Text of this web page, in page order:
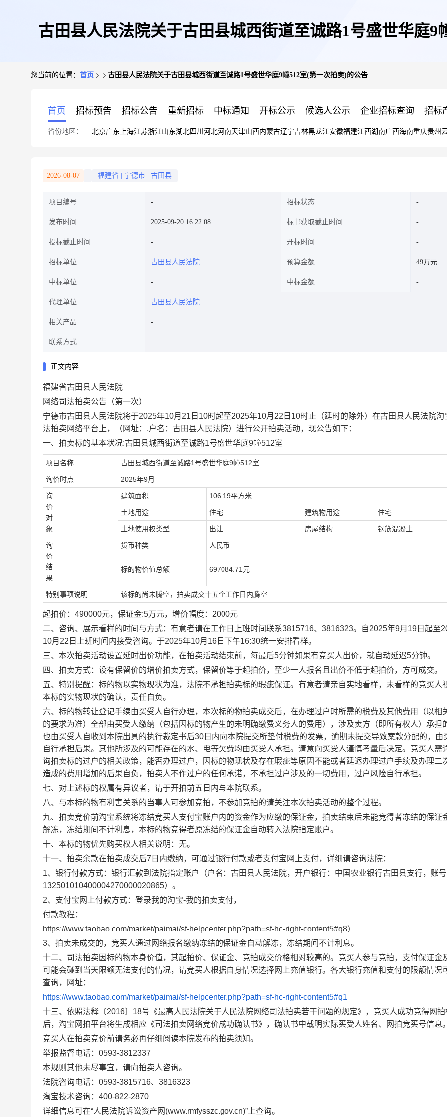
古田县人民法院关于古田县城西街道至诚路1号盛世华庭9
您当前的位置： 首页 古田县人民法院关于古田县城西街道至诚路1号盛世华庭9幢512室(第一次拍卖)的公告
首页 招标预告 招标公告 重新招标 中标通知 开标公示 候选人公示 企业招标查询 招标
省份地区： 北京广东 上海江苏浙江山东湖北四川 河北河南天津山西内蒙古辽宁吉林黑龙江安徽福建江西湖南广西海南重庆贵州
2026-08-07 福建省 宁德市 古田县
项目编号 招标状态
发布时间 2025-09-20 16:22:08 标书获取截止时间
投标截止时间 开标时间
招标单位 古田县人民法院 预算金额 49万元
中标单位 中标金额
代理单位 古田县人民法院
相关产品
联系方式
正文内容
福建省古田县人民法院
网络司法拍卖公告（第一次）
宁德市古田县人民法院将于2025年10月 21 日10时起至2025年10月 22 日 10时止 （延时的除外）在古田县人民法院淘
法拍卖网络平台上，（网址： ,户名：古田县人民法院）进行公开拍卖活动，现公告如下：
一、 拍卖标的基本状况:古田县城西街道至诚路1号盛世华庭9幢512室
项目名称 古田县城西街道至诚路1号盛世华庭9幢512室
询价时点 2025年9月
询
价
对
象
建筑面积 106.19平方米
土地用途 住宅 建筑物用途 住宅
土地使用权类型 出让 房屋结构 钢筋混凝土
询
价
结
果
货币种类 人民币
标的物价值总额 697084.71元
特别事项说明 该标的尚未腾空，拍卖成交十五个工作日内腾空
起拍价： 490000元，保证金:5万元，增价幅度： 2000元
二、 咨询、展示看样的时间与方式：有意者请在工作日上班时间联系3815716、3816323。自2025年9月 19 日起至
10月 22 日上班时间内接受咨询。 于2025年10月16日下午16:30统一安排看样。
三、本次拍卖活动设置延时出价功能，在拍卖活动结束前，每最后5分钟如果有竞买人出价，就自动延迟5分钟。
四、拍卖方式： 设有保留价的增价拍卖方式，保留价等于起拍价，至少一人报名且出价不低于起拍价，方可成交。
五、特别提醒：标的物以实物现状为准，法院不承担拍卖标的瑕疵保证。有意者请亲自实地看样，未看样的竞买人
本标的实物现状的确认，责任自负。
六、标的物转让登记手续由买受人自行办理，本次标的物拍卖成交后，在办理过户时所需的税费及其他费用（以相
的要求为准）全部由买受人缴纳（包括因标的物产生的未明确缴费义务人的费用），涉及卖方（即所有权人）承担
也由买受人自收到本院出具的执行裁定书后30日内向本院提交所垫付税费的发票，逾期未提交导致案款分配的，由
自行承担后果。其他所涉及的可能存在的水、电等欠费均由买受人承担。请意向买受人谨慎考量后决定。竞买人需
询拍卖标的过户的相关政策，能否办理过户，因标的物现状及存在瑕疵等原因不能或者延迟办理过户手续及办理二
造成的费用增加的后果自负，拍卖人不作过户的任何承诺，不承担过户涉及的一切费用，过户风险自行承担。
七、对上述标的权属有异议者，请于开拍前五日内与本院联系。
八、 与本标的物有利害关系的当事人可参加竞拍，不参加竞拍的请关注本次拍卖活动的整个过程。
九、 拍卖竞价前淘宝系统将冻结竞买人支付宝账户内的资金作为应缴的保证金，拍卖结束后未能竞得者冻结的保证
解冻，冻结期间不计利息，本标的物竞得者原冻结的保证金自动转入法院指定账户。
十、本标的物优先购买权人相关说明：无。
十一、拍卖余款在拍卖成交后7日内缴纳，可通过银行付款或者支付宝网上支付，详细请咨询法院：
1、银行付款方式：银行汇款到法院指定账户
（户名：古田县人民法院，开户银行：中国农业银行古田县支行，账号
132501010400004270000020865）。
2、支付宝网上付款方式：登录我的淘宝-我的拍卖支付，
付款教程：
https://www.taobao.com/market/paimai/sf-helpcenter.php?path=sf-hc-right-content5#q8）
3、拍卖未成交的，竞买人通过网络报名缴纳冻结的保证金自动解冻，冻结期间不计利息。
十二、司法拍卖因标的物本身价值，其起拍价、保证金、竞拍成交价格相对较高的。竞买人参与竞拍，支付保证金
可能会碰到当天限额无法支付的情况，请竞买人根据自身情况选择网上充值银行。各大银行充值和支付的限额情况
查询，网址：
https://www.taobao.com/market/paimai/sf-helpcenter.php?path=sf-hc-right-content5#q1
十三、 依照法释〔2016〕18号《最高人民法院关于人民法院网络司法拍卖若干问题的规定》，竞买人成功竞得网拍
后，淘宝网拍平台将生成相应《司法拍卖网络竞价成功确认书》，确认书中载明实际买受人姓名、网拍竞买号信息。
竞买人在拍卖竞价前请务必再仔细阅读本院发布的拍卖须知。
举报监督电话：0593-3812337
本规则其他未尽事宜，请向拍卖人咨询。
法院咨询电话：0593-3815716、3816323
淘宝技术咨询：400-822-2870
详细信息可在“人民法院诉讼资产网(www.rmfysszc.gov.cn)”上查询。